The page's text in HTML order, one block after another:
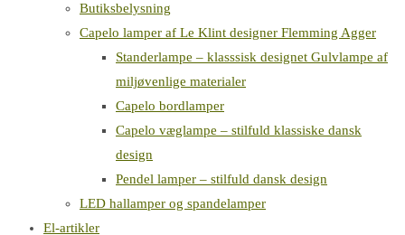
Butiksbelysning
Capelo lamper af Le Klint designer Flemming Agger
Standerlampe – klasssisk designet Gulvlampe af
miljøvenlige materialer
Capelo bordlamper
Capelo væglampe – stilfuld klassiske dansk
design
Pendel lamper – stilfuld dansk design
LED hallamper og spandelamper
El-artikler